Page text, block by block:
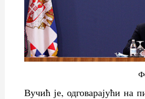
Вучић је, одговарајући на